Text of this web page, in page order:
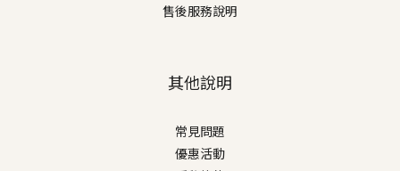
售後服務說明
其他說明
常見問題
優惠活動